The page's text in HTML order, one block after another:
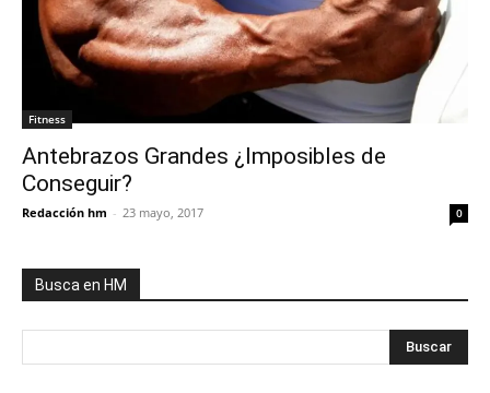
Fitness
Antebrazos Grandes ¿Imposibles de
Conseguir?
Redacción hm - 23 mayo, 2017 0
Busca en HM